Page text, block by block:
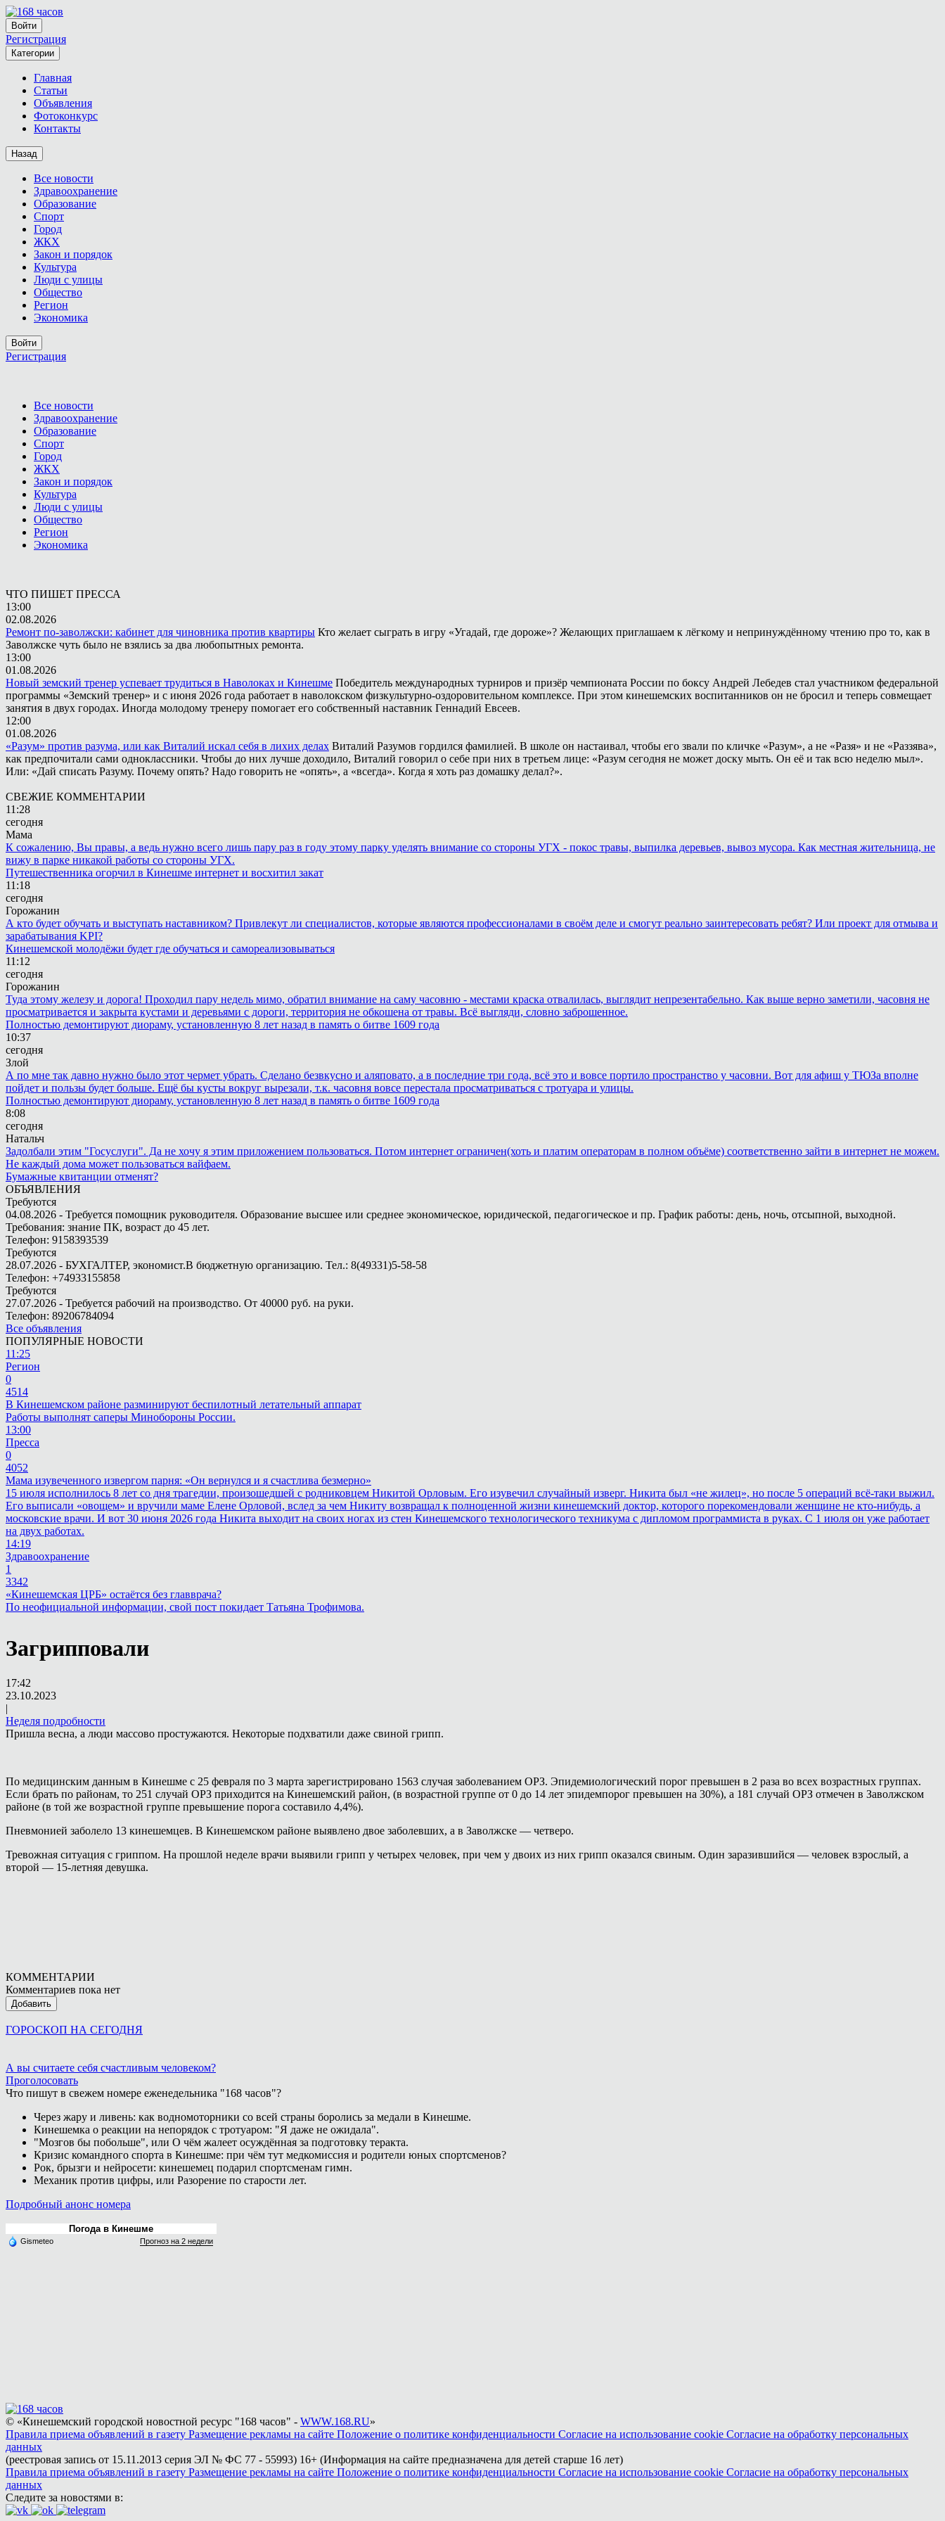
Войти
Регистрация
Категории
Главная
Статьи
Объявления
Фотоконкурс
Контакты
Назад
Все новости
Здравоохранение
Образование
Спорт
Город
ЖКХ
Закон и порядок
Культура
Люди с улицы
Общество
Регион
Экономика
Войти
Регистрация
Все новости
Здравоохранение
Образование
Спорт
Город
ЖКХ
Закон и порядок
Культура
Люди с улицы
Общество
Регион
Экономика
ЧТО ПИШЕТ ПРЕССА
13:00
02.08.2026
Ремонт по-заволжски: кабинет для чиновника против квартиры Кто желает сыграть в игру «Угадай, где дороже»? Желающих приглашаем к лёгкому и непринуждённому чтению про то, как в
Заволжске чуть было не взялись за два любопытных ремонта.
13:00
01.08.2026
Новый земский тренер успевает трудиться в Наволоках и Кинешме Победитель международных турниров и призёр чемпионата России по боксу Андрей Лебедев стал участником федеральной
программы «Земский тренер» и с июня 2026 года работает в наволокском физкультурно-оздоровительном комплексе. При этом кинешемских воспитанников он не бросил и теперь совмещает
занятия в двух городах. Иногда молодому тренеру помогает его собственный наставник Геннадий Евсеев.
12:00
01.08.2026
«Разум» против разума, или как Виталий искал себя в лихих делах Виталий Разумов гордился фамилией. В школе он настаивал, чтобы его звали по кличке «Разум», а не «Разя» и не «Раззява»,
как предпочитали сами одноклассники. Чтобы до них лучше доходило, Виталий говорил о себе при них в третьем лице: «Разум сегодня не может доску мыть. Он её и так всю неделю мыл».
Или: «Дай списать Разуму. Почему опять? Надо говорить не «опять», а «всегда». Когда я хоть раз домашку делал?».
СВЕЖИЕ КОММЕНТАРИИ
11:28
сегодня
Мама
К сожалению, Вы правы, а ведь нужно всего лишь пару раз в году этому парку уделять внимание со стороны УГХ - покос травы, выпилка деревьев, вывоз мусора. Как местная жительница, не
вижу в парке никакой работы со стороны УГХ.
Путешественника огорчил в Кинешме интернет и восхитил закат
11:18
сегодня
Горожанин
А кто будет обучать и выступать наставником? Привлекут ли специалистов, которые являются профессионалами в своём деле и смогут реально заинтересовать ребят? Или проект для отмыва и
зарабатывания KPI?
Кинешемской молодёжи будет где обучаться и самореализовываться
11:12
сегодня
Горожанин
Туда этому железу и дорога! Проходил пару недель мимо, обратил внимание на саму часовню - местами краска отвалилась, выглядит непрезентабельно. Как выше верно заметили, часовня не
просматривается и закрыта кустами и деревьями с дороги, территория не обкошена от травы. Всё выгляди, словно заброшенное.
Полностью демонтируют диораму, установленную 8 лет назад в память о битве 1609 года
10:37
сегодня
Злой
А по мне так давно нужно было этот чермет убрать. Сделано безвкусно и аляповато, а в последние три года, всё это и вовсе портило пространство у часовни. Вот для афиш у ТЮЗа вполне
пойдет и пользы будет больше. Ещё бы кусты вокруг вырезали, т.к. часовня вовсе перестала просматриваться с тротуара и улицы.
Полностью демонтируют диораму, установленную 8 лет назад в память о битве 1609 года
8:08
сегодня
Натальч
Задолбали этим "Госуслуги". Да не хочу я этим приложением пользоваться. Потом интернет ограничен(хоть и платим операторам в полном объёме) соответственно зайти в интернет не можем.
Не каждый дома может пользоваться вайфаем.
Бумажные квитанции отменят?
ОБЪЯВЛЕНИЯ
Требуются
04.08.2026 - Требуется помощник руководителя. Образование высшее или среднее экономическое, юридической, педагогическое и пр. График работы: день, ночь, отсыпной, выходной.
Требования: знание ПК, возраст до 45 лет.
Телефон: 9158393539
Требуются
28.07.2026 - БУХГАЛТЕР, экономист.В бюджетную организацию. Тел.: 8(49331)5-58-58
Телефон: +74933155858
Требуются
27.07.2026 - Требуется рабочий на производство. От 40000 руб. на руки.
Телефон: 89206784094
Все объявления
ПОПУЛЯРНЫЕ НОВОСТИ
11:25
Регион
0
4514
В Кинешемском районе разминируют беспилотный летательный аппарат
Работы выполнят саперы Минобороны России.
13:00
Пресса
0
4052
Мама изувеченного извергом парня: «Он вернулся и я счастлива безмерно»
15 июля исполнилось 8 лет со дня трагедии, произошедшей с родниковцем Никитой Орловым. Его изувечил случайный изверг. Никита был «не жилец», но после 5 операций всё-таки выжил.
Его выписали «овощем» и вручили маме Елене Орловой, вслед за чем Никиту возвращал к полноценной жизни кинешемский доктор, которого порекомендовали женщине не кто-нибудь, а
московские врачи. И вот 30 июня 2026 года Никита выходит на своих ногах из стен Кинешемского технологического техникума с дипломом программиста в руках. С 1 июля он уже работает
на двух работах.
14:19
Здравоохранение
1
3342
«Кинешемская ЦРБ» остаётся без главврача?
По неофициальной информации, свой пост покидает Татьяна Трофимова.
Загрипповали
17:42
23.10.2023
|
Неделя подробности
Пришла весна, а люди массово простужаются. Некоторые подхватили даже свиной грипп.
По медицинским данным в Кинешме с 25 февраля по 3 марта зарегистрировано 1563 случая заболеванием ОРЗ. Эпидемиологический порог превышен в 2 раза во всех возрастных группах.
Если брать по районам, то 251 случай ОРЗ приходится на Кинешемский район, (в возрастной группе от 0 до 14 лет эпидемпорог превышен на 30%), а 181 случай ОРЗ отмечен в Заволжском
районе (в той же возрастной группе превышение порога составило 4,4%).
Пневмонией заболело 13 кинешемцев. В Кинешемском районе выявлено двое заболевших, а в Заволжске — четверо.
Тревожная ситуация с гриппом. На прошлой неделе врачи выявили грипп у четырех человек, при чем у двоих из них грипп оказался свиным. Один заразившийся — человек взрослый, а
второй — 15-летняя девушка.
КОММЕНТАРИИ
Комментариев пока нет
Добавить
ГОРОСКОП НА СЕГОДНЯ
А вы считаете себя счастливым человеком?
Проголосовать
Что пишут в свежем номере еженедельника "168 часов"?
Через жару и ливень: как водномоторники со всей страны боролись за медали в Кинешме.
Кинешемка о реакции на непорядок с тротуаром: "Я даже не ожидала".
"Мозгов бы побольше", или О чём жалеет осуждённая за подготовку теракта.
Кризис командного спорта в Кинешме: при чём тут медкомиссия и родители юных спортсменов?
Рок, брызги и нейросети: кинешемец подарил спортсменам гимн.
Механик против цифры, или Разорение по старости лет.
Подробный анонс номера
Погода в Кинешме
Gismeteo Прогноз на 2 недели
© «Кинешемский городской новостной ресурс "168 часов" - WWW.168.RU»
Правила приема объявлений в газету Размещение рекламы на сайте Положение о политике конфиденциальности Согласие на использование cookie Согласие на обработку персональных
данных
(реестровая запись от 15.11.2013 серия ЭЛ № ФС 77 - 55993) 16+ (Информация на сайте предназначена для детей старше 16 лет)
Правила приема объявлений в газету Размещение рекламы на сайте Положение о политике конфиденциальности Согласие на использование cookie Согласие на обработку персональных
данных
Следите за новостями в: